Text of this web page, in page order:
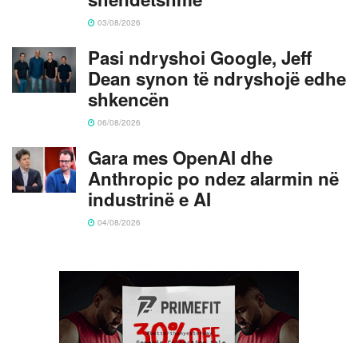
03/08/2026
Pasi ndryshoi Google, Jeff
Dean synon të ndryshojë edhe
shkencën
06/08/2026
Gara mes OpenAI dhe
Anthropic po ndez alarmin në
industrinë e AI
04/08/2026